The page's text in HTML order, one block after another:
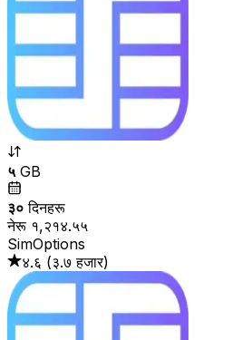
५ GB
३० दिनहरू
नेरू १,२१४.५५
SimOptions
४.६ (३.७ हजार)